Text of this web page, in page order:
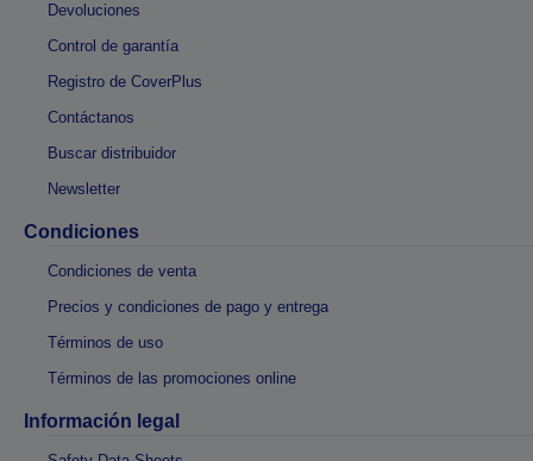
Devoluciones
Control de garantía
Registro de CoverPlus
Contáctanos
Buscar distribuidor
Newsletter
Condiciones
Condiciones de venta
Precios y condiciones de pago y entrega
Términos de uso
Términos de las promociones online
Información legal